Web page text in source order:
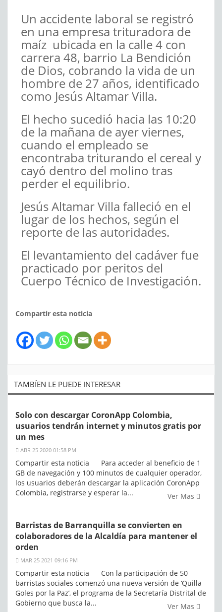
Un accidente laboral se registró
en una empresa trituradora de
maíz ubicada en la calle 4 con
carrera 48, barrio La Bendición
de Dios, cobrando la vida de un
hombre de 27 años, identificado
como Jesús Altamar Villa.
El hecho sucedió hacia las 10:20
de la mañana de ayer viernes,
cuando el empleado se
encontraba triturando el cereal y
cayó dentro del molino tras
perder el equilibrio.
Jesús Altamar Villa falleció en el
lugar de los hechos, según el
reporte de las autoridades.
El levantamiento del cadáver fue
practicado por peritos del
Cuerpo Técnico de Investigación.
Compartir esta noticia
TAMBÍEN LE PUEDE INTERESAR
Solo con descargar CoronApp Colombia,
usuarios tendrán internet y minutos gratis por
un mes
ABR 25 2020 01:58 PM
Compartir esta noticia Para acceder al beneficio de 1
GB de navegación y 100 minutos de cualquier operador,
los usuarios deberán descargar la aplicación CoronApp
Colombia, registrarse y esperar la...
Ver Mas
Barristas de Barranquilla se convierten en
colaboradores de la Alcaldía para mantener el
orden
MAR 25 2021 09:16 PM
Compartir esta noticia Con la participación de 50
barristas sociales comenzó una nueva versión de ‘Quilla
Goles por la Paz’, el programa de la Secretaría Distrital de
Gobierno que busca la...
Ver Mas